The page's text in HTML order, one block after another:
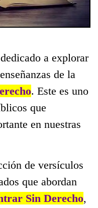
a explorar
de la
. Este es uno
que
en nuestras
de versículos
que abordan
Sin Derecho,